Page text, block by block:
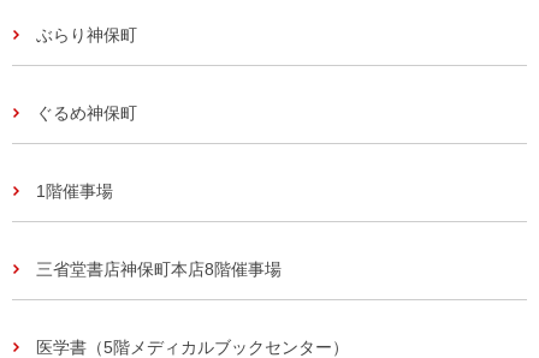
ぶらり神保町
ぐるめ神保町
1階催事場
三省堂書店神保町本店8階催事場
医学書（5階メディカルブックセンター）